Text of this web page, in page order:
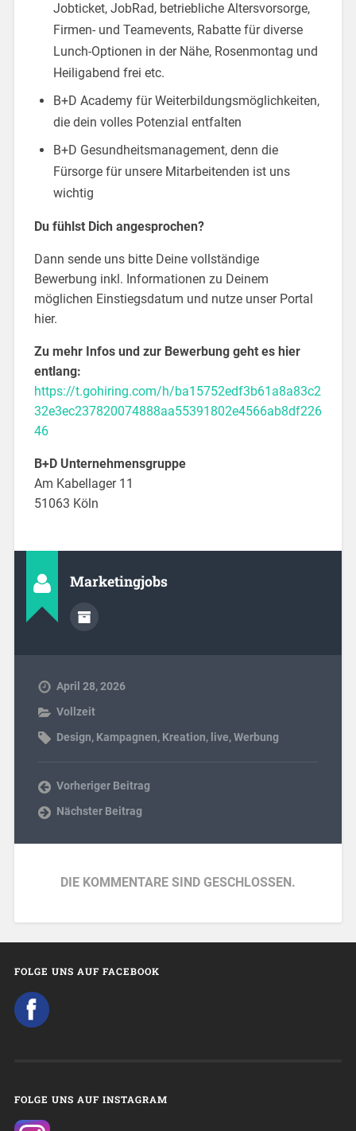
Jobticket, JobRad, betriebliche Altersvorsorge,
Firmen- und Teamevents, Rabatte für diverse
Lunch-Optionen in der Nähe, Rosenmontag und
Heiligabend frei etc.
B+D Academy für Weiterbildungsmöglichkeiten,
die dein volles Potenzial entfalten
B+D Gesundheitsmanagement, denn die
Fürsorge für unsere Mitarbeitenden ist uns
wichtig
Du fühlst Dich angesprochen?
Dann sende uns bitte Deine vollständige
Bewerbung inkl. Informationen zu Deinem
möglichen Einstiegsdatum und nutze unser Portal
hier.
Zu mehr Infos und zur Bewerbung geht es hier
entlang:
https://t.gohiring.com/h/ba15752edf3b61a8a83c2
32e3ec237820074888aa55391802e4566ab8df226
46
B+D Unternehmensgruppe
Am Kabellager 11
51063 Köln
Marketingjobs
April 28, 2026
Vollzeit
Design, Kampagnen, Kreation, live,Werbung
Vorheriger Beitrag
Nächster Beitrag
DIE KOMMENTARE SIND GESCHLOSSEN.
FOLGE UNS AUF FACEBOOK
FOLGE UNS AUF INSTAGRAM